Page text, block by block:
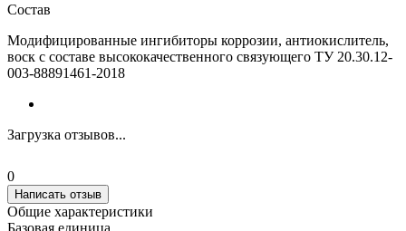
Состав
Модифицированные ингибиторы коррозии, антиокислитель,
воск с составе высококачественного связующего ТУ 20.30.12-
003-88891461-2018
Загрузка отзывов...
0
Написать отзыв
Общие характеристики
Базовая единица